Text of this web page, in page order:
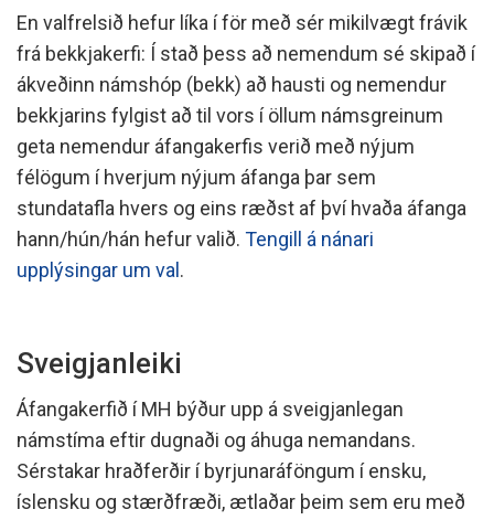
En valfrelsið hefur líka í för með sér mikilvægt frávik
frá bekkjakerfi: Í stað þess að nemendum sé skipað í
ákveðinn námshóp (bekk) að hausti og nemendur
bekkjarins fylgist að til vors í öllum námsgreinum
geta nemendur áfangakerfis verið með nýjum
félögum í hverjum nýjum áfanga þar sem
stundatafla hvers og eins ræðst af því hvaða áfanga
hann/hún/hán hefur valið. Tengill á nánari
upplýsingar um val .
Sveigjanleiki
Áfangakerfið í MH býður upp á sveigjanlegan
námstíma eftir dugnaði og áhuga nemandans.
Sérstakar hraðferðir í byrjunaráföngum í ensku,
íslensku og stærðfræði, ætlaðar þeim sem eru með